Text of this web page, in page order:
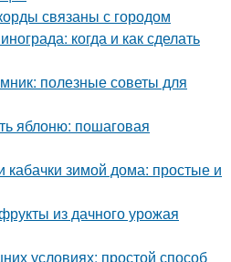
связаны с городом
когда и как сделать
полезные советы для
яблоню: пошаговая
кабачки зимой дома: простые и
из дачного урожая
условиях: простой способ